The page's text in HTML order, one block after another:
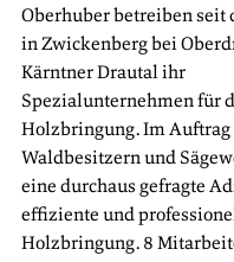
Oberhuber betreiben seit
in Zwickenberg bei
Kärntner Drautal ihr
Spezialunternehmen für
Holzbringung. Im Auftrag
Waldbesitzern und
eine durchaus gefragte
effiziente und
Holzbringung. 8